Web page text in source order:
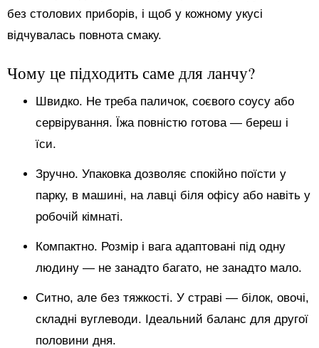
без столових приборів, і щоб у кожному укусі
відчувалась повнота смаку.
Чому це підходить саме для ланчу?
Швидко. Не треба паличок, соєвого соусу або
сервірування. Їжа повністю готова — береш і
їси.
Зручно. Упаковка дозволяє спокійно поїсти у
парку, в машині, на лавці біля офісу або навіть у
робочій кімнаті.
Компактно. Розмір і вага адаптовані під одну
людину — не занадто багато, не занадто мало.
Ситно, але без тяжкості. У страві — білок, овочі,
складні вуглеводи. Ідеальний баланс для другої
половини дня.